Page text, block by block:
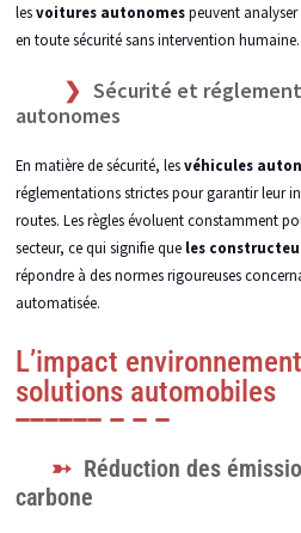
lesvoitures autonomespeuvent
en toute sécurité sans intervention humaine.
Sécurité et
autonomes
En matière de sécurité, lesvéhicules
réglementations strictes pour garantir leur
routes. Les règles évoluent constamment
secteur, ce qui signifie que les
répondre à des normes rigoureuses
automatisée.
L’impact
solutions automobiles
Réduction des
carbone